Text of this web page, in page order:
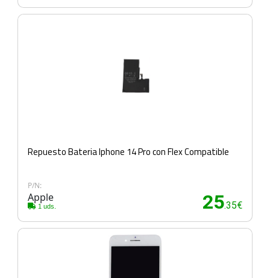
Repuesto Bateria Iphone 14 Pro con Flex Compatible
P/N:
Apple
1 uds. 25.35€